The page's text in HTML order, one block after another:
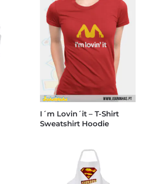
I´m Lovin´it – T-Shirt
Sweatshirt Hoodie